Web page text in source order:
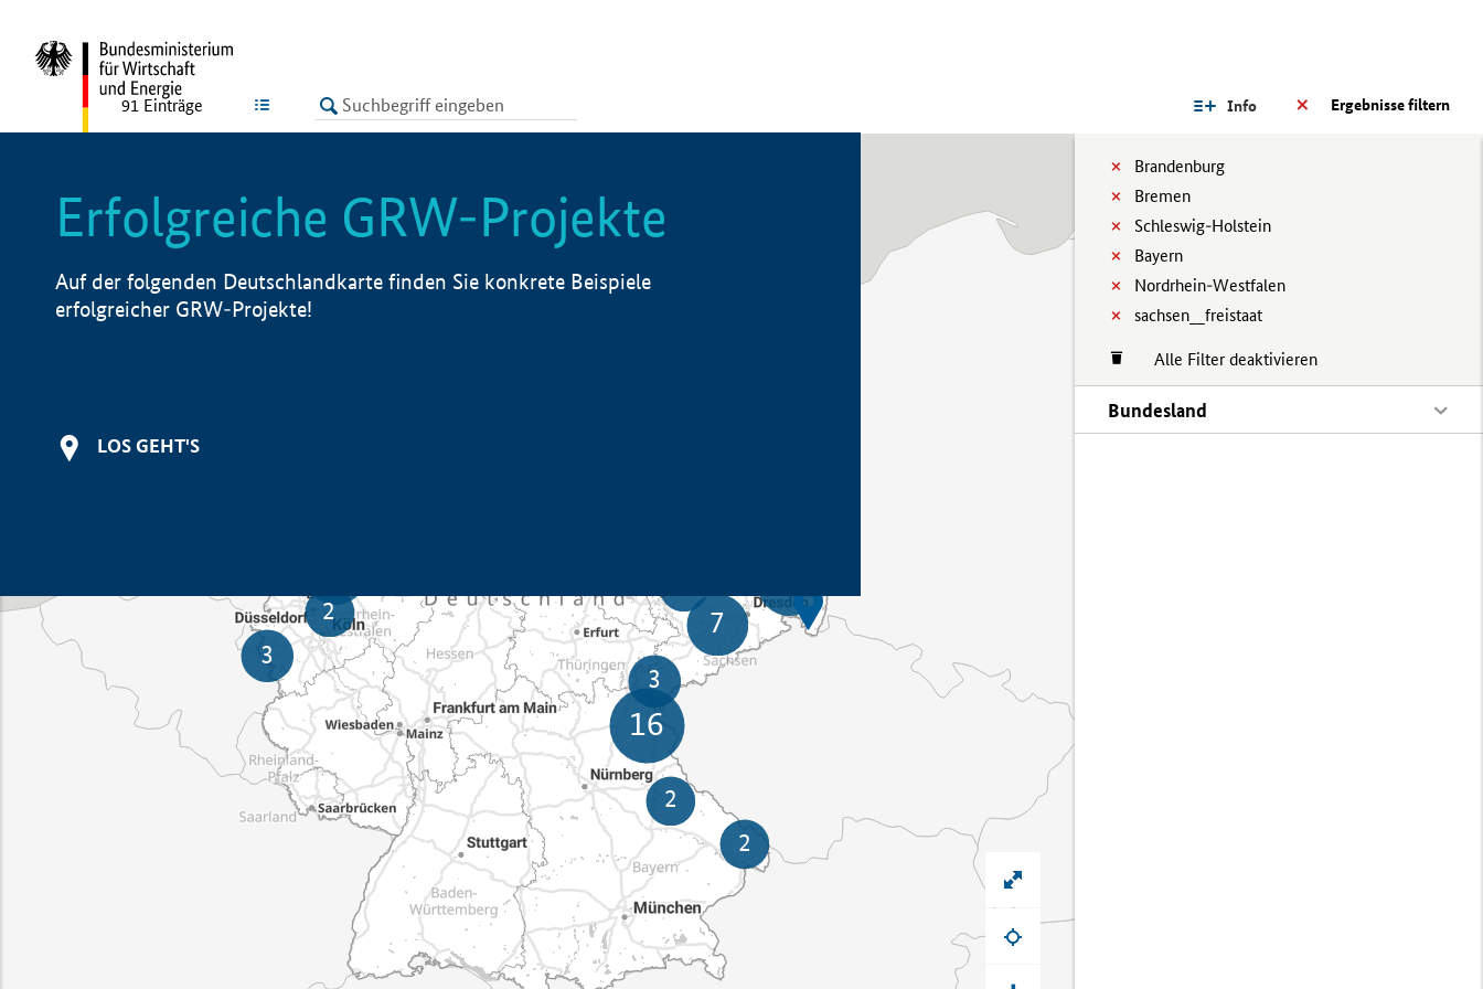
LISTE Ergebnisse filtern
Info
Brandenburg
Bremen
Schleswig-Holstein
Bayern
Nordrhein-Westfalen
sachsen__freistaat
Alle Filter deaktivieren
Bundesland
91 Einträge
Erfolgreiche GRW-Projekte
Auf der folgenden Deutschlandkarte finden Sie konkrete Beispiele
erfolgreicher GRW-Projekte!
LOS GEHT'S